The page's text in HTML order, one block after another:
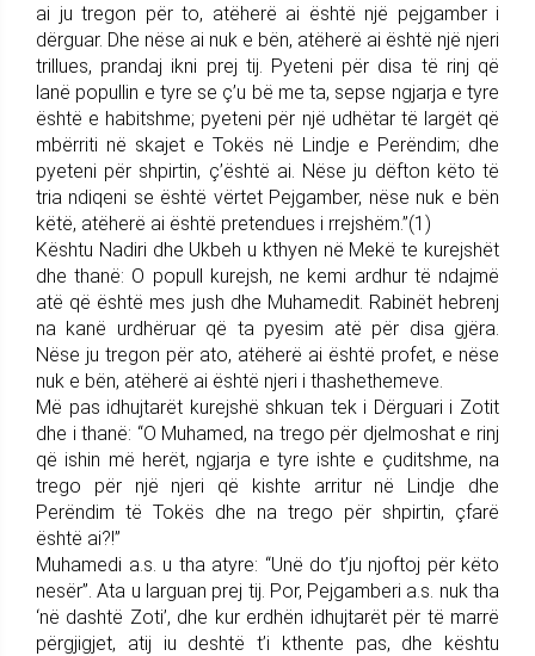
ai ju tregon për to, atëherë ai është një pejgamber i
dërguar. Dhe nëse ai nuk e bën, atëherë ai është një njeri
trillues, prandaj ikni prej tij. Pyeteni për disa të rinj që
lanë popullin e tyre se ç’u bë me ta, sepse ngjarja e tyre
është e habitshme; pyeteni për një udhëtar të largët që
mbërriti në skajet e Tokës në Lindje e Perëndim; dhe
pyeteni për shpirtin, ç’është ai. Nëse ju dëfton këto të
tria ndiqeni se është vërtet Pejgamber, nëse nuk e bën
këtë, atëherë ai është pretendues i rrejshëm.”(1)
Kështu Nadiri dhe Ukbeh u kthyen në Mekë te kurejshët
dhe thanë: O popull kurejsh, ne kemi ardhur të ndajmë
atë që është mes jush dhe Muhamedit. Rabinët hebrenj
na kanë urdhëruar që ta pyesim atë për disa gjëra.
Nëse ju tregon për ato, atëherë ai është profet, e nëse
nuk e bën, atëherë ai është njeri i thashethemeve.
Më pas idhujtarët kurejshë shkuan tek i Dërguari i Zotit
dhe i thanë: “O Muhamed, na trego për djelmoshat e rinj
që ishin më herët, ngjarja e tyre ishte e çuditshme, na
trego për një njeri që kishte arritur në Lindje dhe
Perëndim të Tokës dhe na trego për shpirtin, çfarë
është ai?!”
Muhamedi a.s. u tha atyre: “Unë do t’ju njoftoj për këto
nesër”. Ata u larguan prej tij. Por, Pejgamberi a.s. nuk tha
‘në dashtë Zoti’, dhe kur erdhën idhujtarët për të marrë
përgjigjet, atij iu deshtë t’i kthente pas, dhe kështu